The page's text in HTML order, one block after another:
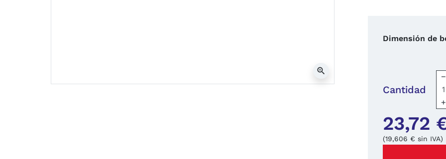
zoom_in
Dimensión de
Cantidad
−
+
23,72
(19,606 € sin IVA)